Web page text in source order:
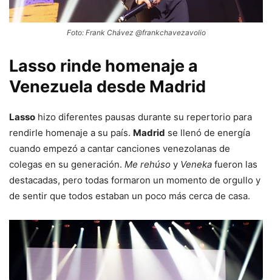
Foto: Frank Chávez @frankchavezavolio
Lasso rinde homenaje a
Venezuela desde Madrid
Lasso hizo diferentes pausas durante su repertorio para
rendirle homenaje a su país. Madrid se llenó de energía
cuando empezó a cantar canciones venezolanas de
colegas en su generación. Me rehúso y Veneka fueron las
destacadas, pero todas formaron un momento de orgullo y
de sentir que todos estaban un poco más cerca de casa.